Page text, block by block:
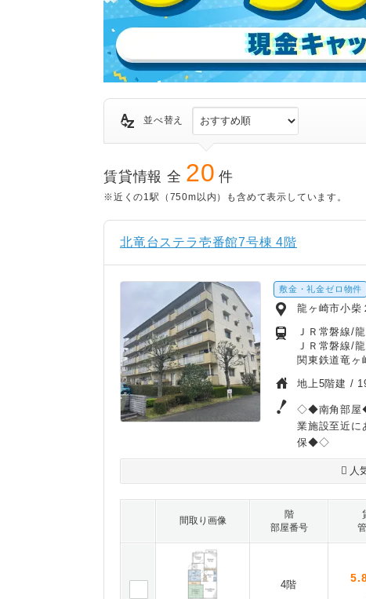
並べ替え
賃貸情報 全 20 件
※近くの1駅（750m以内）も含めて表示しています。
北竜台ステラ壱番館7号棟 4階
敷金・礼金ゼロ物件
龍ヶ崎市小柴
ＪＲ常磐線/
ＪＲ常磐線/
関東鉄道竜ヶ
地上5階建 /
◇◆南角部屋
業施設至近
保◆◇
人
間取り画像
階
部屋番号
4階